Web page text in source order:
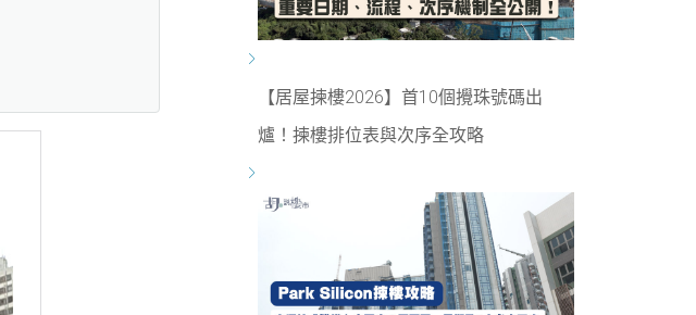
【居屋揀樓2026】首10個攪珠號碼出
爐！揀樓排位表與次序全攻略